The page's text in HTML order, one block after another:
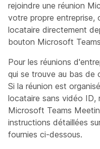
rejoindre une réunion
votre propre entreprise,
locataire directement
bouton Microsoft
Pour les réunions
qui se trouve au bas de
Si la réunion est
locataire sans vidéo ID,
Microsoft Teams
instructions détaillées
fournies ci-dessous.